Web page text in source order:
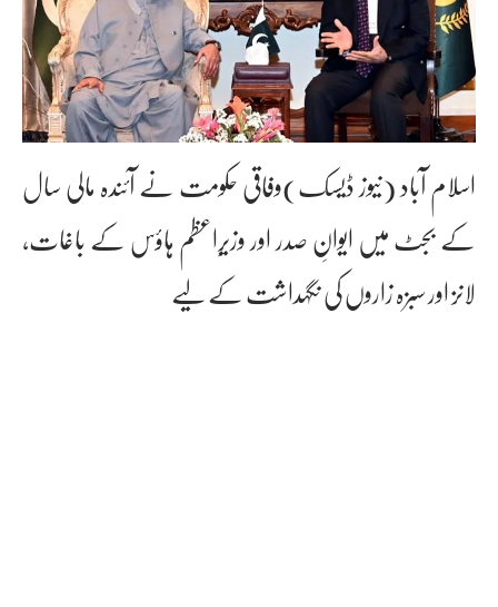
اسلام آباد (نیوز ڈیسک)وفاقی حکومت نے آئندہ مالی سال
کے بجٹ میں ایوانِ صدر اور وزیرِاعظم ہاؤس کے باغات،
لانز اور سبزہ زاروں کی نگہداشت کے لیے